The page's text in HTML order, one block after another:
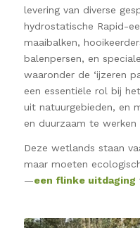
levering van diverse
hydrostatische Rapid-
maaibalken,
balenpersen, en
waaronder de ‘ijzeren
een essentiële rol bij
uit natuurgebieden, en
en duurzaam te
Deze wetlands staan
maar moeten
—een flinke uitdaging